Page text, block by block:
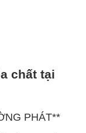
chất tại
PHÁT**